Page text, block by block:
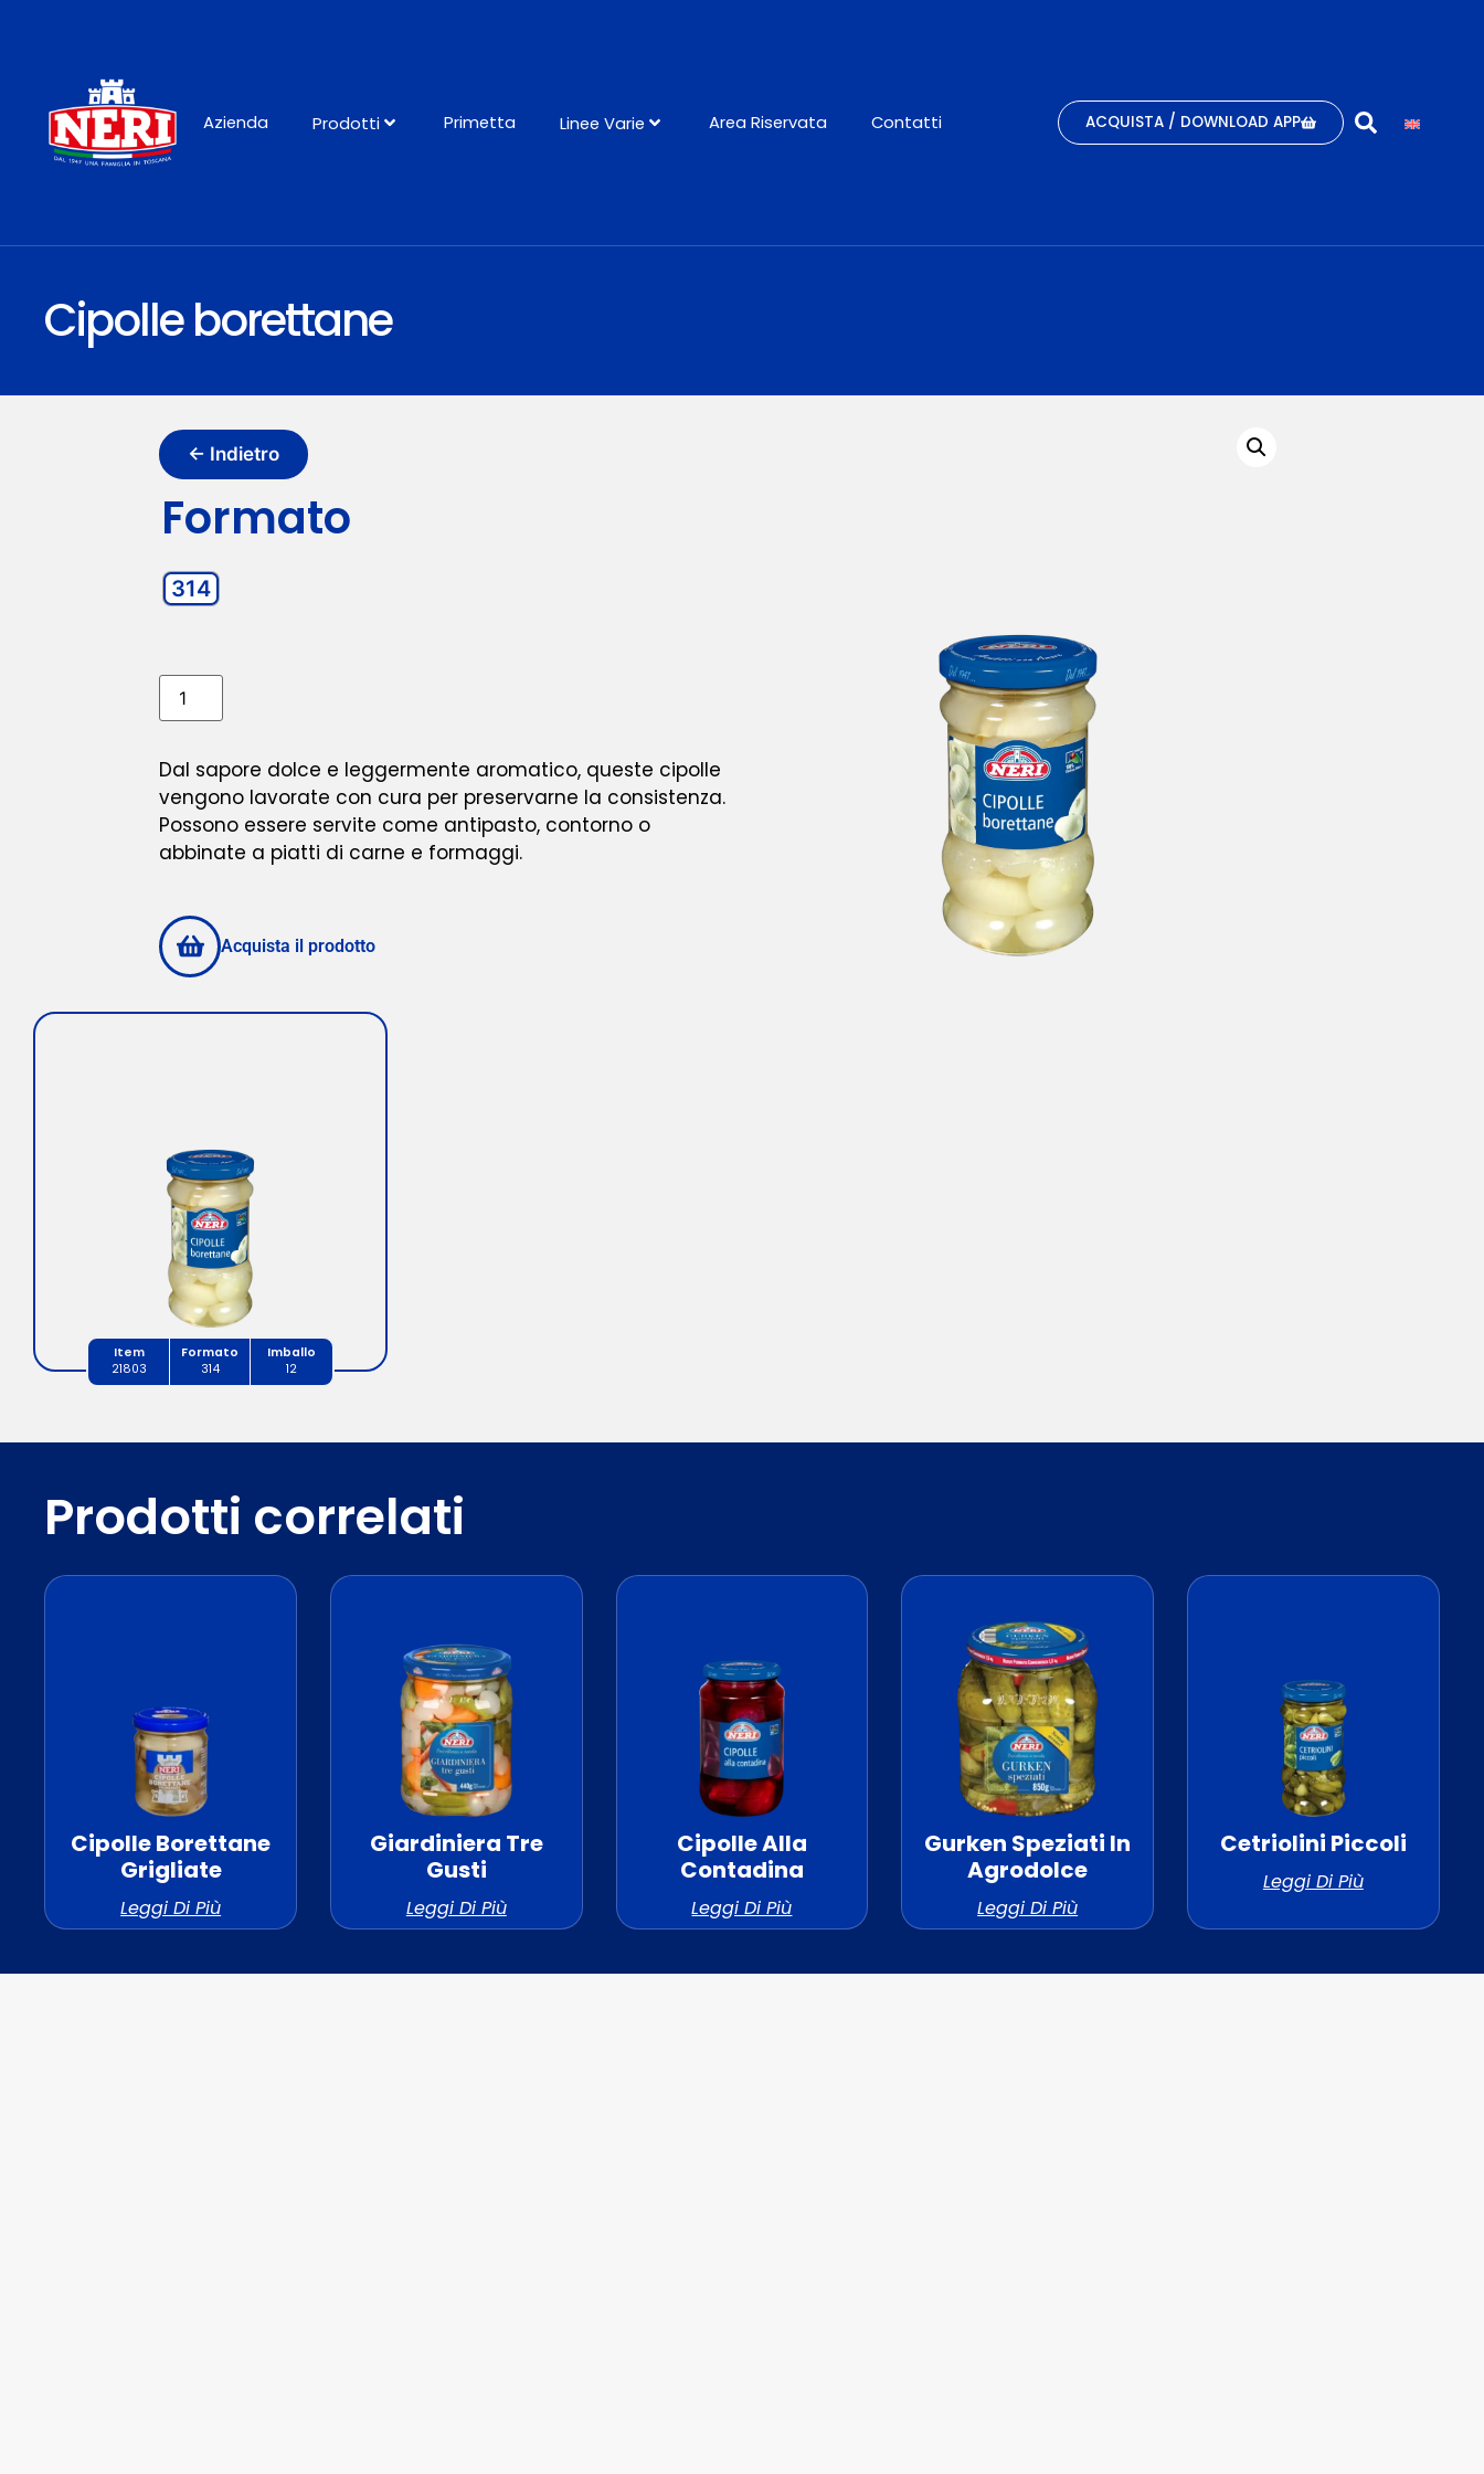
Azienda Prodotti Primetta Linee Varie Area Riservata Contatti ACQUISTA / DOWNLOAD APP
Cipolle borettane
← Indietro
Formato
314
Dal sapore dolce e leggermente aromatico, queste cipolle
vengono lavorate con cura per preservarne la consistenza.
Possono essere servite come antipasto, contorno o
abbinate a piatti di carne e formaggi.
Acquista il prodotto
Item Formato
Imballo
21803
314 12
Prodotti correlati
Cipolle Borettane
Grigliate
Leggi Di Più
Giardiniera Tre
Gusti
Leggi Di Più
Cipolle Alla
Contadina
Leggi Di Più
Gurken Speziati In
Agrodolce
Leggi Di Più
Cetriolini Piccoli
Leggi Di Più